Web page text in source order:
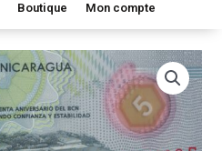
Boutique Mon compte